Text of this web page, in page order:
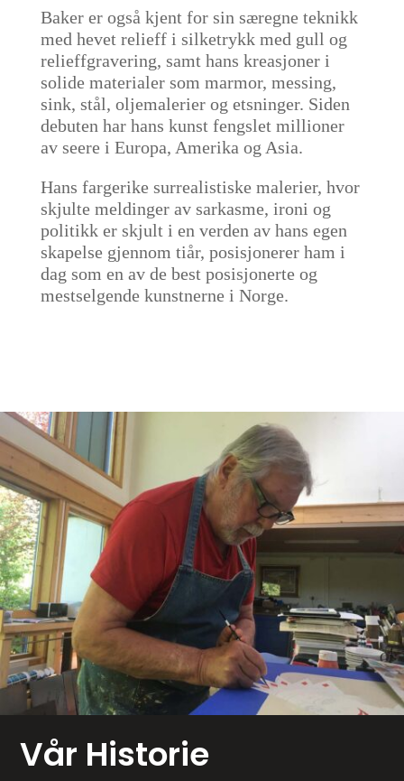
Baker er også kjent for sin særegne teknikk
med hevet relieff i silketrykk med gull og
relieffgravering, samt hans kreasjoner i
solide materialer som marmor, messing,
sink, stål, oljemalerier og etsninger. Siden
debuten har hans kunst fengslet millioner
av seere i Europa, Amerika og Asia.
Hans fargerike surrealistiske malerier, hvor
skjulte meldinger av sarkasme, ironi og
politikk er skjult i en verden av hans egen
skapelse gjennom tiår, posisjonerer ham i
dag som en av de best posisjonerte og
mestselgende kunstnerne i Norge.
Vår Historie